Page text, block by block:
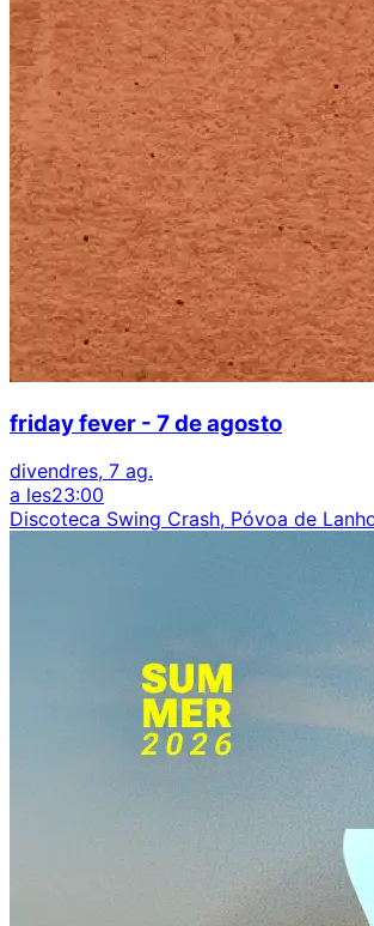
friday fever - 7 de agosto
divendres, 7 ag.
a les23:00
Discoteca Swing Crash, Póvoa de